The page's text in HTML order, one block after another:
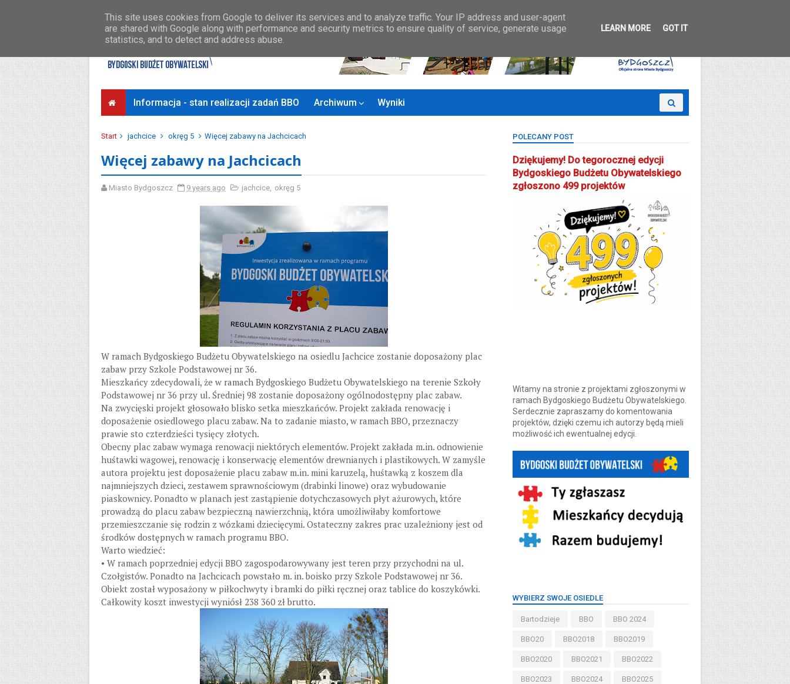
Informacja - stan realizacji zadań BBO Archiwum Wyniki
Start jachcice okręg 5 Więcej zabawy na Jachcicach
Więcej zabawy na Jachcicach
Miasto Bydgoszcz 9 years ago jachcice, okręg 5
W ramach Bydgoskiego Budżetu Obywatelskiego na osiedlu Jachcice zostanie doposażony plac
zabaw przy Szkole Podstawowej nr 36.
Mieszkańcy zdecydowali, że w ramach Bydgoskiego Budżetu Obywatelskiego na terenie Szkoły
Podstawowej nr 36 przy ul. Średniej 98 zostanie doposażony ogólnodostępny plac zabaw.
Na zwycięski projekt głosowało blisko setka mieszkańców. Projekt zakłada renowację i
doposażenie osiedlowego placu zabaw. Na to zadanie miasto, w ramach BBO, przeznaczy
prawie sto czterdzieści tysięcy złotych.
Obecny plac zabaw wymaga renowacji niektórych elementów. Projekt zakłada m.in. odnowienie
huśtawki wagowej, renowację i konserwację elementów drewnianych i plastikowych. W zamyśle
autora projektu jest doposażenie placu zabaw m.in. mini karuzelą, huśtawką z koszem dla
najmniejszych dzieci, zestawem sprawnościowym (drabinki linowe) oraz wybudowanie
piaskownicy. Ponadto w planach jest zastąpienie dotychczasowych płyt ażurowych, które
prowadzą do placu zabaw bezpieczną nawierzchnią, która umożliwiłaby komfortowe
przemieszczanie się rodzin z wózkami dziecięcymi. Ostateczny zakres prac uzależniony jest od
środków dostępnych w ramach programu BBO.
Warto wiedzieć:
• W ramach poprzedniej edycji BBO zagospodarowywany jest teren przy przychodni na ul.
Czołgistów. Ponadto na Jachcicach powstało m. in. boisko przy Szkole Podstawowej nr 36.
Obiekt został wyposażony w piłkochwyty i bramki do piłki ręcznej oraz tablice do koszykówki.
Całkowity koszt inwestycji wyniósł 238 360 zł brutto.
POLECANY POST
Dziękujemy! Do tegorocznej edycji
Bydgoskiego Budżetu Obywatelskiego
zgłoszono 499 projektów
Witamy na stronie z projektami zgłoszonymi w
ramach Bydgoskiego Budżetu Obywatelskiego.
Serdecznie zapraszamy do komentowania
projektów, dzięki czemu ich autorzy będą mieli
możliwość ich ewentualnej edycji.
WYBIERZ SWOJE OSIEDLE
Bartodzieje BBO BBO 2024
BBO20 BBO2018 BBO2019
BBO2020 BBO2021 BBO2022
BBO2023 BBO2024 BBO2025
This site uses cookies from Google to deliver its services and to analyze traffic. Your IP address and user-agent
are shared with Google along with performance and security metrics to ensure quality of service, generate usage
statistics, and to detect and address abuse.
LEARN MORE GOT IT